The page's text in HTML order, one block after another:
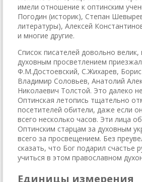
имели отношение к оптинским
Погодин (историк), Степан
литературы), Алексей
и многие другие.
Список писателей довольно велик,
духовным просветлением
Ф.М.Достоевский, С.Жихарев,
Владимир Соловьев, Анатолий
Николаевич Толстой. Это далеко
Оптинская летопись тщательно
посетителей обители, даже если
всего несколько часов. Эти лица
Оптинским старцам за духовным
всего за просвещением. Без
сказать, что Бог подарил счастье
учиться в этом православном
Единицы измерения